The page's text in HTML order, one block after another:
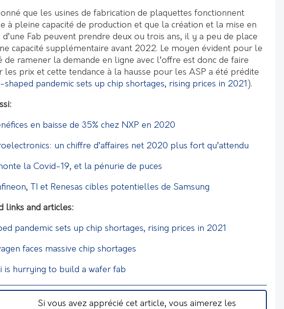
que les usines de fabrication de plaquettes fonctionnent
à pleine capacité de production et que la création et la mise en
d’une Fab peuvent prendre deux ou trois ans, il y a peu de place
capacité supplémentaire avant 2022. Le moyen évident pour le
de ramener la demande en ligne avec l’offre est donc de faire
les prix et cette tendance à la hausse pour les ASP a été prédite
shaped pandemic sets up chip shortages, rising prices in 2021 ).
en baisse de 35% chez NXP en 2020
un chiffre d’affaires net 2020 plus fort qu’attendu
la Covid-19, et la pénurie de puces
TI et Renesas cibles potentielles de Samsung
links and articles:
pandemic sets up chip shortages, rising prices in 2021
faces massive chip shortages
is hurrying to build a wafer fab
Si vous avez apprécié cet article, vous aimerez les